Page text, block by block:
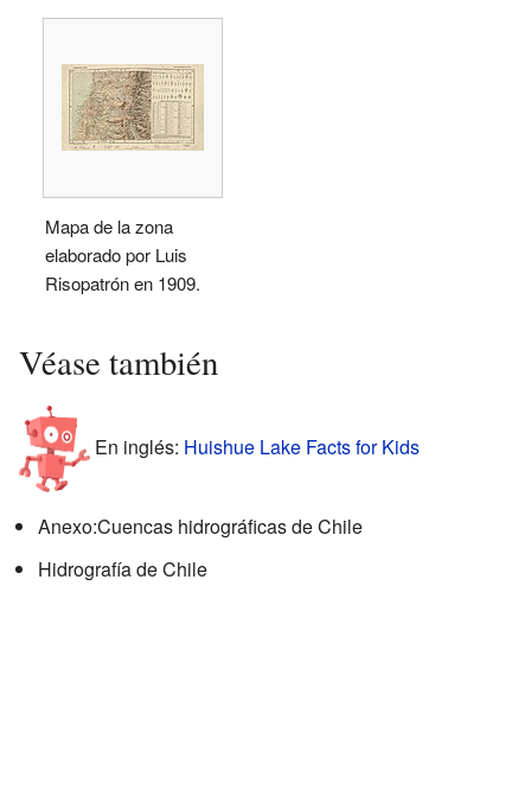
Mapa de la zona
elaborado por Luis
Risopatrón en 1909.
Véase también
En inglés: Huishue Lake Facts for Kids
Anexo:Cuencas hidrográficas de Chile
Hidrografía de Chile